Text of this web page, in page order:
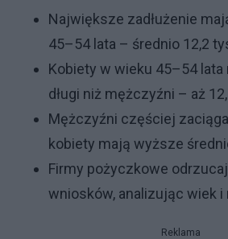
Największe zadłużenie
45–54 lata – średnio 12,2
Kobiety w wieku 45–54
długi niż mężczyźni – aż
Mężczyźni częściej
kobiety mają wyższe
Firmy pożyczkowe
wniosków, analizując wiek
Reklama